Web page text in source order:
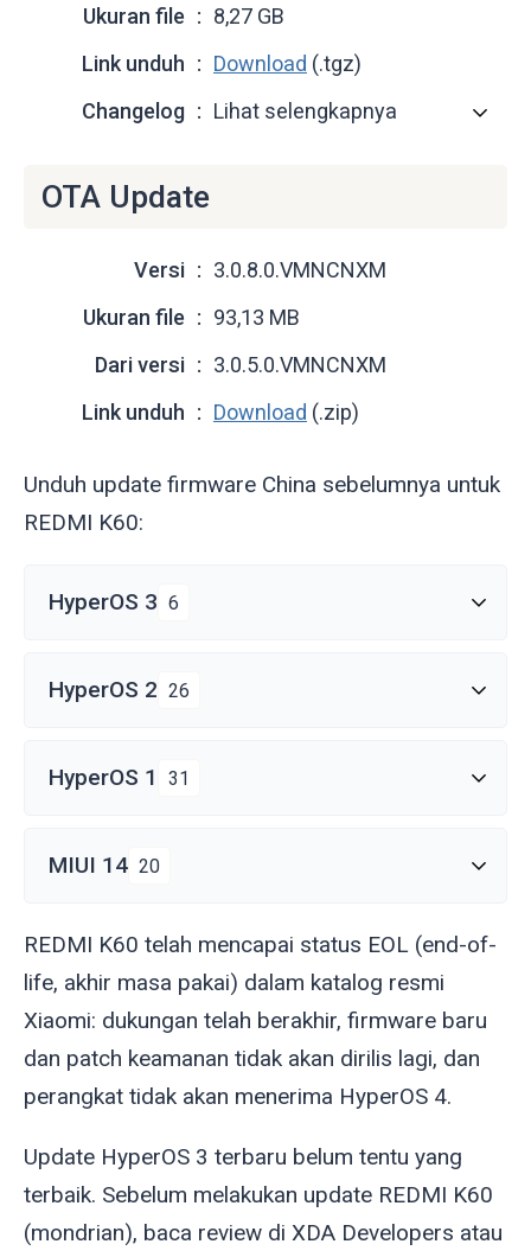
Ukuran file
8,27 GB
Link unduh
Download (.tgz)
Changelog
Lihat selengkapnya
OTA Update
Versi
3.0.8.0.VMNCNXM
Ukuran file
93,13 MB
Dari versi
3.0.5.0.VMNCNXM
Link unduh
Download (.zip)
Unduh update firmware China sebelumnya untuk
REDMI K60:
HyperOS 3 6
HyperOS 2 26
HyperOS 1 31
MIUI 14 20
REDMI K60 telah mencapai status EOL (end-of-
life, akhir masa pakai) dalam katalog resmi
Xiaomi: dukungan telah berakhir, firmware baru
dan patch keamanan tidak akan dirilis lagi, dan
perangkat tidak akan menerima HyperOS 4.
Update HyperOS 3 terbaru belum tentu yang
terbaik. Sebelum melakukan update REDMI K60
(mondrian), baca review di XDA Developers atau